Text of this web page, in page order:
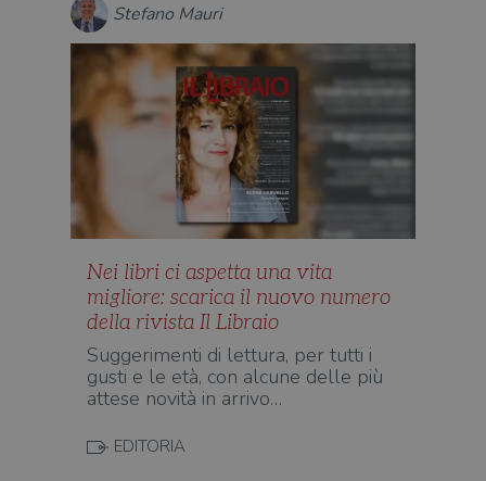
Stefano Mauri
Nei libri ci aspetta una vita
migliore: scarica il nuovo numero
della rivista Il Libraio
Suggerimenti di lettura, per tutti i
gusti e le età, con alcune delle più
attese novità in arrivo…
EDITORIA